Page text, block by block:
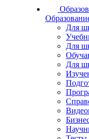
Для
Для
Для